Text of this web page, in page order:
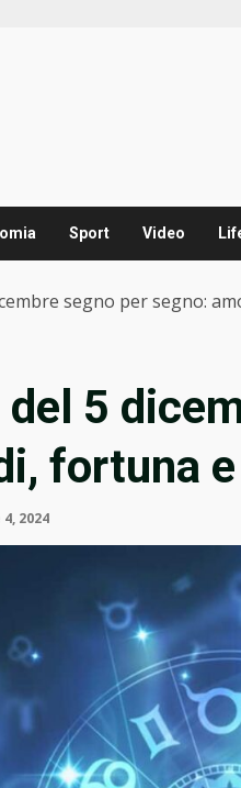
Sport Video
segno per segno:
del 5
fortuna
2024